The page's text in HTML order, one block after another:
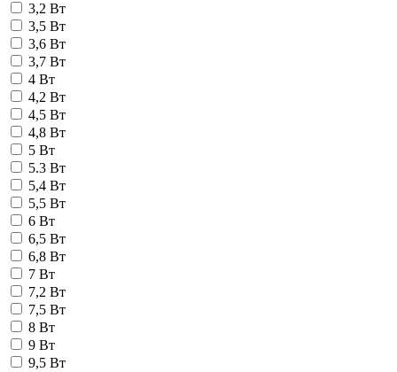
3,2 Вт
3,5 Вт
3,6 Вт
3,7 Вт
4 Вт
4,2 Вт
4,5 Вт
4,8 Вт
5 Вт
5.3 Вт
5,4 Вт
5,5 Вт
6 Вт
6,5 Вт
6,8 Вт
7 Вт
7,2 Вт
7,5 Вт
8 Вт
9 Вт
9,5 Вт